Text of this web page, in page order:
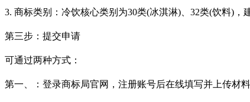
3. 商标类别：冷饮核心类别为30类(冰淇淋)、32类(饮料)，
第三步：提交申请
可通过两种方式：
第一、：登录商标局官网，注册账号后在线填写并上传材料